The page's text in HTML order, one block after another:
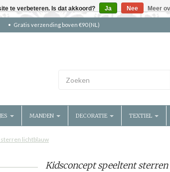
Gratis verzending boven €90 (NL)
MANDEN DECORATIE TEXTIEL
lichtblauw
Kidsconcept speeltent
te verbeteren. Is dat akkoord? Ja Nee Meer